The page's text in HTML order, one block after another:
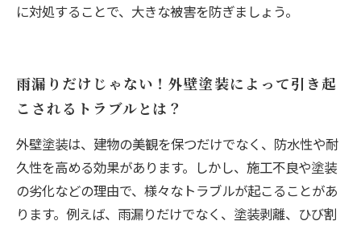
に対処することで、大きな被害を防ぎましょう。
雨漏りだけじゃない！外壁塗装によって引き起
こされるトラブルとは？
外壁塗装は、建物の美観を保つだけでなく、防水性や耐
久性を高める効果があります。しかし、施工不良や塗装
の劣化などの理由で、様々なトラブルが起こることがあ
ります。例えば、雨漏りだけでなく、塗装剥離、ひび割